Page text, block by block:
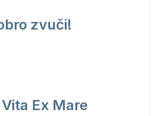
zvuči!
Ex Mare